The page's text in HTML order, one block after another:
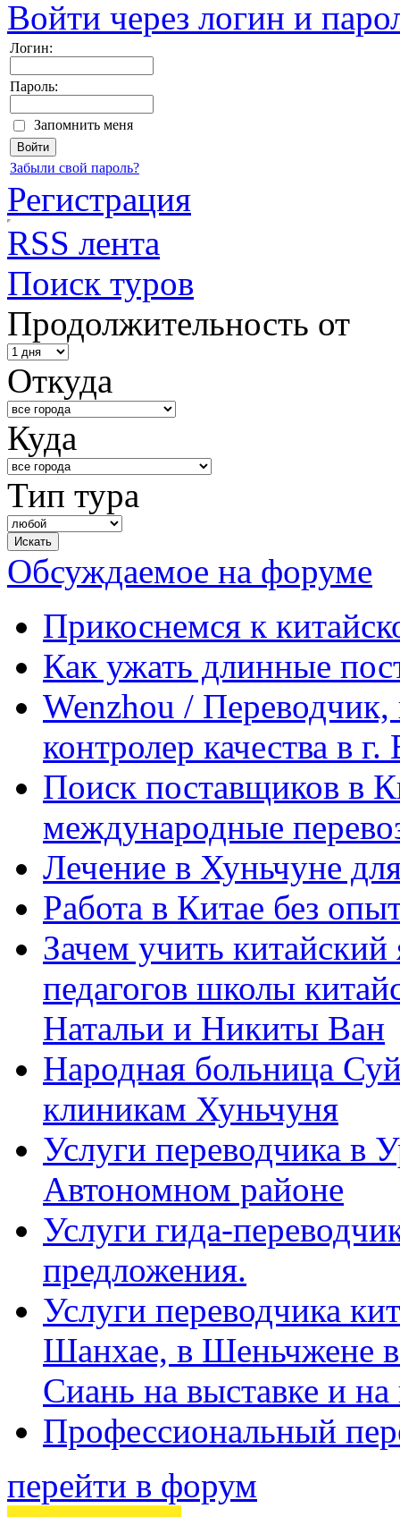
Войти через логин и
Логин:
Пароль:
Запомнить меня
Забыли свой пароль?
Регистрация
RSS лента
Поиск туров
Продолжительность от
Откуда
Куда
Тип тура
Обсуждаемое на форуме
Прикоснемся к
Как ужать длинные
Wenzhou / Переводчик,
контролер качества в
Поиск поставщиков в
международные
Лечение в Хуньчуне
Работа в Китае без
Зачем учить
педагогов школы
Натальи и Никиты Ван
Народная больница
клиникам Хуньчуня
Услуги переводчика в
Автономном районе
Услуги гида-
предложения.
Услуги переводчика
Шанхае, в Шеньчжене
Сиань на выставке и
Профессиональный
перейти в форум